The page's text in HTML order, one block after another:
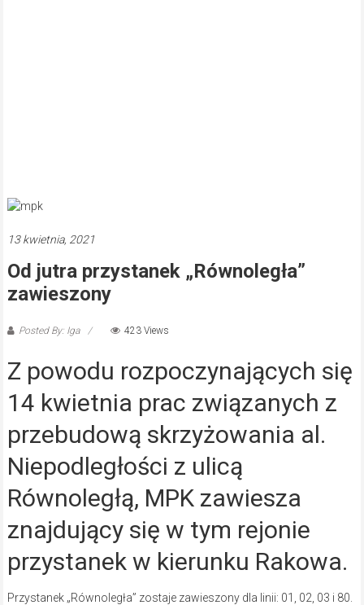
13 kwietnia, 2021
Od jutra przystanek „Równoległa”
zawieszony
Posted By: Iga 423 Views
Z powodu rozpoczynających się
14 kwietnia prac związanych z
przebudową skrzyżowania al.
Niepodległości z ulicą
Równoległą, MPK zawiesza
znajdujący się w tym rejonie
przystanek w kierunku Rakowa.
Przystanek „Równoległa” zostaje zawieszony dla linii: 01, 02, 03 i 80.